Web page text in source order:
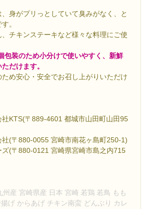
身がプリっとしていて臭みがなく、と
。
チキンステーキなど様々な料理にご使
包装のため小分けで使いやすく、新鮮
だけます。
ため安心・安全でお召し上がりいただけ
社KTS(〒889-4601 都城市山田町山田95
社(〒880-0055 宮崎市南花ヶ島町250-1)
(〒880-0121 宮崎県宮崎市島之内715
州産 宮崎県産 日本 宮崎 若鶏 若鳥 もも
げ からあげ チキン南蛮 どんぶり カレ